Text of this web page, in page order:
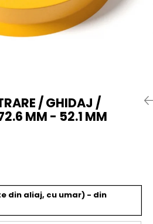
/ GHIDAJ /
MM - 52.1 MM
din aliaj, cu umar) - din